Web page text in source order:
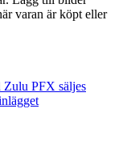
varan är köpt eller
Zulu PFX säljes